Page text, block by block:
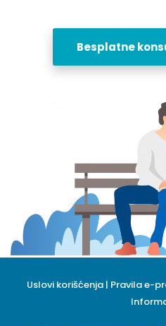
Besplatne
Uslovi korišćenja| Pravila e-